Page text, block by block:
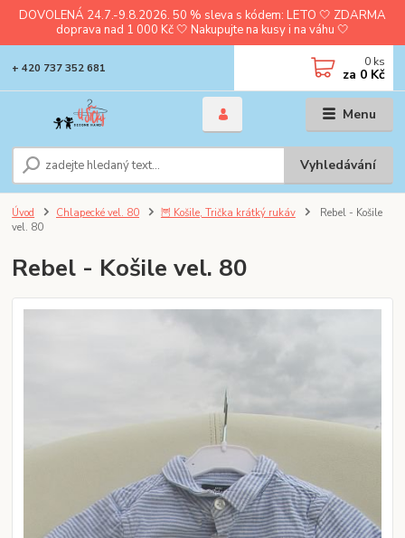
DOVOLENÁ 24.7.-9.8.2026. 50 % sleva s kódem: LETO 🤍 ZDARMA
doprava nad 1 000 Kč 🤍 Nakupujte na kusy i na váhu 🤍
Menu
Vyhledávání
+ 420 737 352 681 0 ks
za 0 Kč
Úvod Chlapecké vel. 80 🦉 Košile, Trička krátký rukáv
Rebel - Košile
vel. 80
Rebel - Košile vel. 80